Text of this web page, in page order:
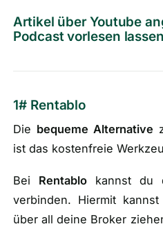
Artikel über Youtube
Podcast vorlesen lassen
1# Rentablo
Die bequeme Alternative
ist das kostenfreie
Bei Rentablo kannst du
verbinden. Hiermit
über all deine Broker